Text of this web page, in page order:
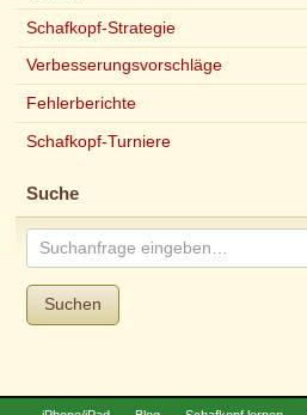
Schafkopf-Strategie
Verbesserungsvorschläge
Fehlerberichte
Schafkopf-Turniere
Suche
Suchen